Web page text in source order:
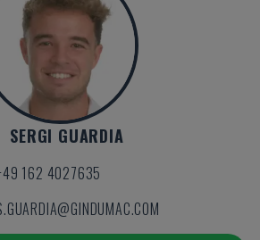
SERGI GUARDIA
162 4027635